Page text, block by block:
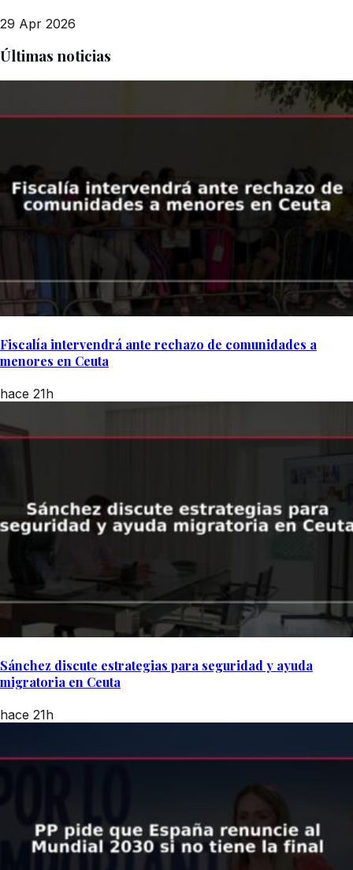
29 Apr 2026
Últimas noticias
Fiscalía intervendrá ante rechazo de comunidades a
menores en Ceuta
hace 21h
Sánchez discute estrategias para seguridad y ayuda
migratoria en Ceuta
hace 21h